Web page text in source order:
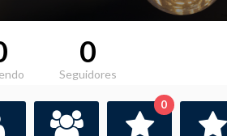
0
Seguidores
0